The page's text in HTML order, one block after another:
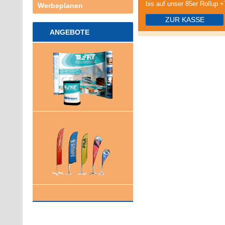
Werbeplanen
ANGEBOTE
bis auf unser 85er Rollup
ZUR KASSE